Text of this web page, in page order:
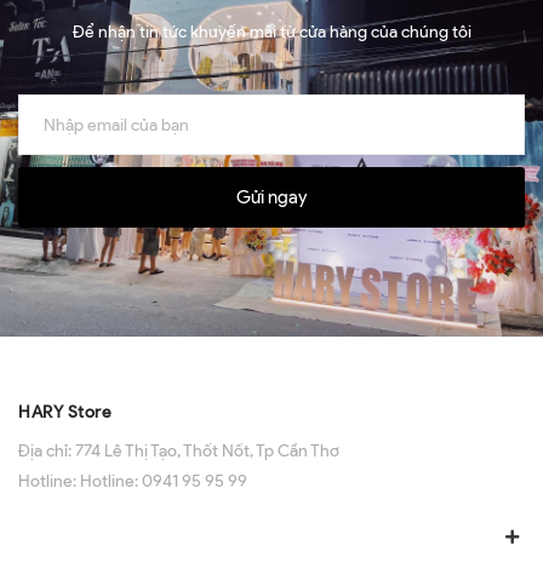
Để nhận tin tức khuyến mãi từ cửa hàng của chúng tôi
Gửi ngay
HARY Store
Địa chỉ:774 Lê Thị Tạo, Thốt Nốt, Tp Cần Thơ
Hotline: Hotline: 0941 95 95 99